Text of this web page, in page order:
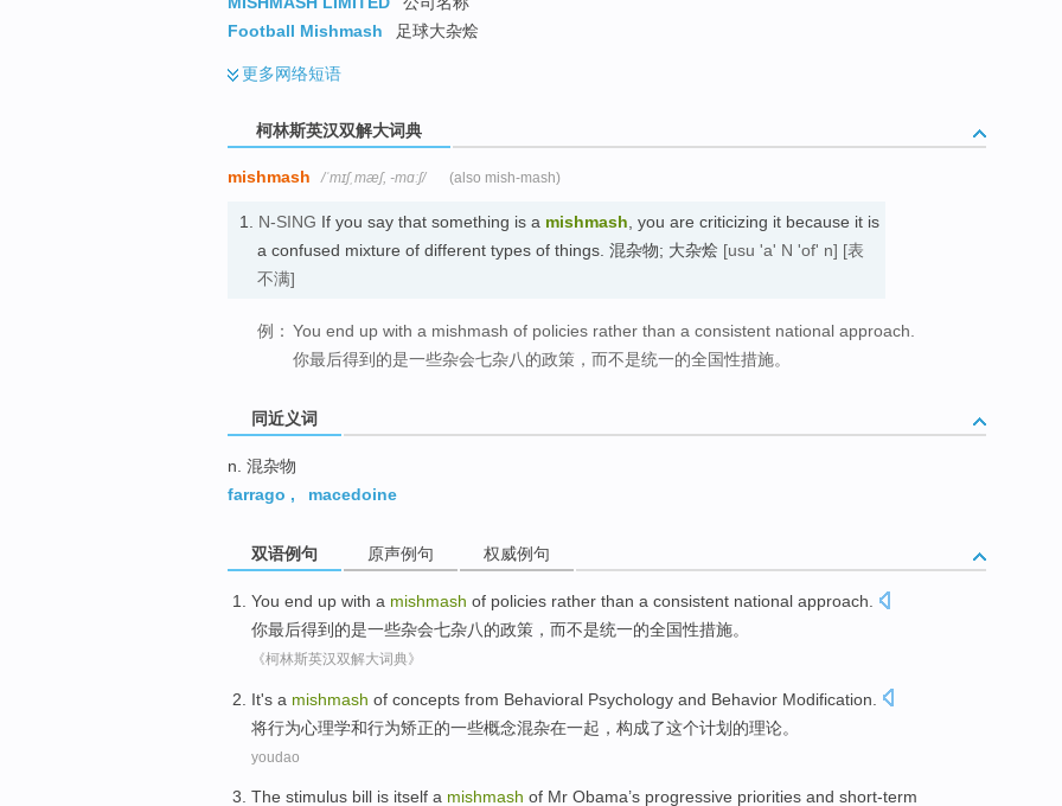
Football Mishmash
足球大杂烩
更多网络短语
柯林斯英汉双解大词典
mishmash /ˈmɪʃˌmæʃ, -mɑːʃ/ (also mish-mash)
1. N-SING If you say that something is a mishmash, you are criticizing it because it is
a confused mixture of different types of things. 混杂物; 大杂烩 [usu 'a' N 'of' n] [表
不满]
例： You end up with a mishmash of policies rather than a consistent national approach.
你最后得到的是一些杂会七杂八的政策，而不是统一的全国性措施。
同近义词
n. 混杂物
farrago , macedoine
双语例句 原声例句 权威例句
You end up with a mishmash of policies rather than a consistent national approach
你最后得到 的是一些杂会七杂八的政策 ， 而不是统一的全国性措施。
《柯林斯英汉双解大词典》
It's a mishmash of concepts from Behavioral Psychology and Behavior Modification
将行为心理学和行为矫正的一些概念混杂在一起，构成了这个计划 的理论。
youdao
The stimulus bill is itself a mishmash of Mr Obama’s progressive priorities and short-term